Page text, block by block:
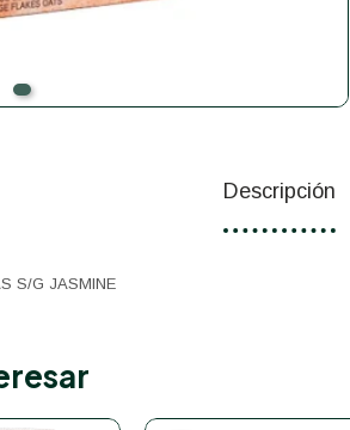
Descripción
S/G JASMINE